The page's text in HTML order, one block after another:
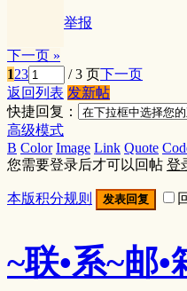
举报
下一页 »
123 / 3 页下一页
返回列表 发新帖
快捷回复：
高级模式
B Color Image Link Quote
您需要登录后才可以回帖 登
本版积分规则 发表回复
~联•系~邮•